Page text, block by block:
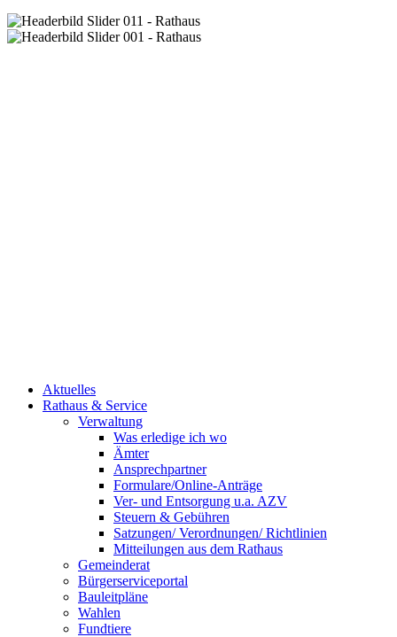
Aktuelles
Rathaus & Service
Verwaltung
Was erledige ich wo
Ämter
Ansprechpartner
Formulare/Online-Anträge
Ver- und Entsorgung u.a. AZV
Steuern & Gebühren
Satzungen/ Verordnungen/ Richtlinien
Mitteilungen aus dem Rathaus
Gemeinderat
Bürgerserviceportal
Bauleitpläne
Wahlen
Fundtiere